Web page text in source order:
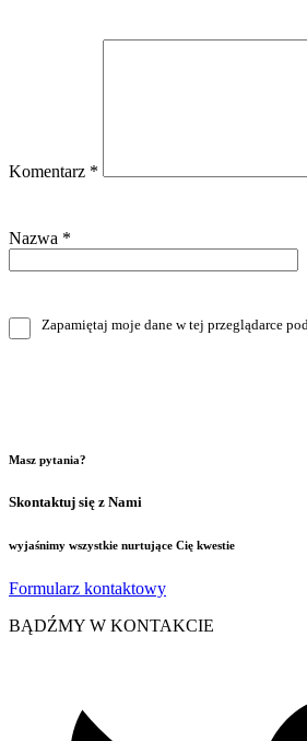
Komentarz *
Nazwa *
Zapamiętaj moje dane w tej przeglądarce
Masz pytania?
Skontaktuj się z Nami
wyjaśnimy wszystkie nurtujące Cię kwestie
Formularz kontaktowy
BĄDŹMY W KONTAKCIE